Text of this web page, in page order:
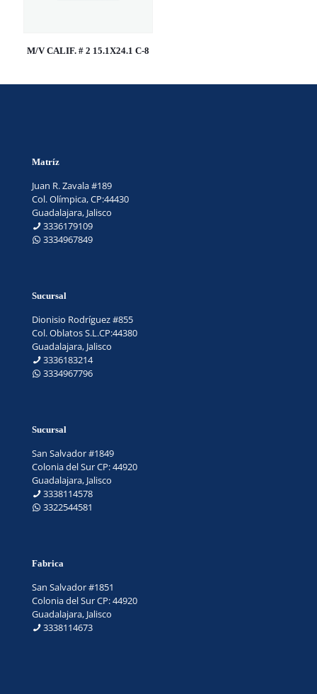
M/V CALIF. # 2 15.1X24.1 C-8
Matríz
Juan R. Zavala #189
Col. Olímpica, CP:44430
Guadalajara, Jalisco
3336179109
3334967849
Sucursal
Dionisio Rodríguez #855
Col. Oblatos S.L.CP:44380
Guadalajara, Jalisco
3336183214
3334967796
Sucursal
San Salvador #1849
Colonia del Sur CP: 44920
Guadalajara, Jalisco
3338114578
3322544581
Fabrica
San Salvador #1851
Colonia del Sur CP: 44920
Guadalajara, Jalisco
3338114673